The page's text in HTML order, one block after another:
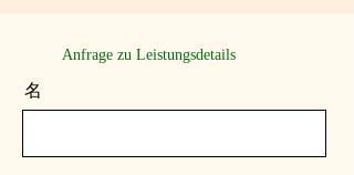
​Anfrage zu Leistungsdetails
名